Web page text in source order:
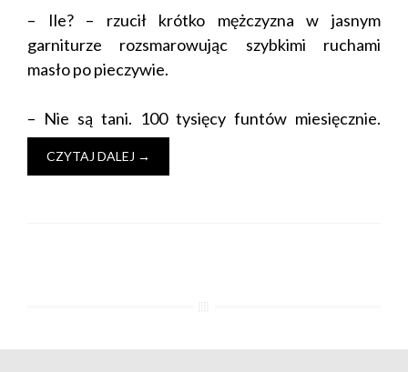
– Ile? – rzucił krótko mężczyzna w jasnym
garniturze rozsmarowując szybkimi ruchami
masło po pieczywie.
– Nie są tani. 100 tysięcy funtów miesięcznie.
CZYTAJ DALEJ →